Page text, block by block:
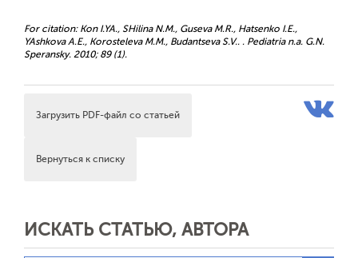
For citation: Kon I.YA., SHilina N.M., Guseva M.R., Hatsenko I.E.,
YAshkova A.E., Korosteleva M.M., Budantseva S.V.. . Pediatria n.a. G.N.
Speransky. 2010; 89 (1).
Загрузить PDF-файл со статьей
Вернуться к списку
ИСКАТЬ СТАТЬЮ, АВТОРА